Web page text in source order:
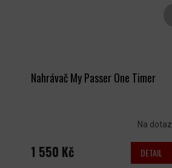
Nahrávač My Passer One Timer
Na dotaz
1 550 Kč DETAIL